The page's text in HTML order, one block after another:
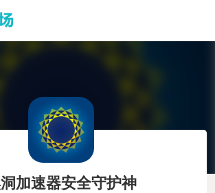
加速器安全守护神